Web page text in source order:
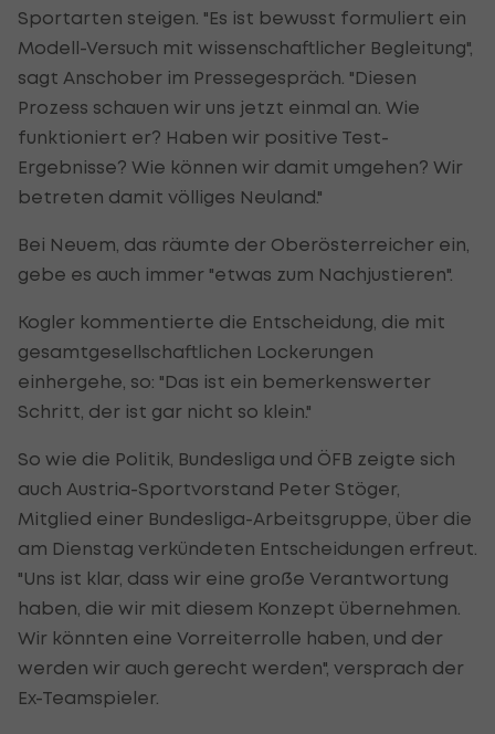
Sportarten steigen. "Es ist bewusst formuliert ein
Modell-Versuch mit wissenschaftlicher Begleitung",
sagt Anschober im Pressegespräch. "Diesen
Prozess schauen wir uns jetzt einmal an. Wie
funktioniert er? Haben wir positive Test-
Ergebnisse? Wie können wir damit umgehen? Wir
betreten damit völliges Neuland."
Bei Neuem, das räumte der Oberösterreicher ein,
gebe es auch immer "etwas zum Nachjustieren".
Kogler kommentierte die Entscheidung, die mit
gesamtgesellschaftlichen Lockerungen
einhergehe, so: "Das ist ein bemerkenswerter
Schritt, der ist gar nicht so klein."
So wie die Politik, Bundesliga und ÖFB zeigte sich
auch Austria-Sportvorstand Peter Stöger,
Mitglied einer Bundesliga-Arbeitsgruppe, über die
am Dienstag verkündeten Entscheidungen erfreut.
"Uns ist klar, dass wir eine große Verantwortung
haben, die wir mit diesem Konzept übernehmen.
Wir könnten eine Vorreiterrolle haben, und der
werden wir auch gerecht werden", versprach der
Ex-Teamspieler.